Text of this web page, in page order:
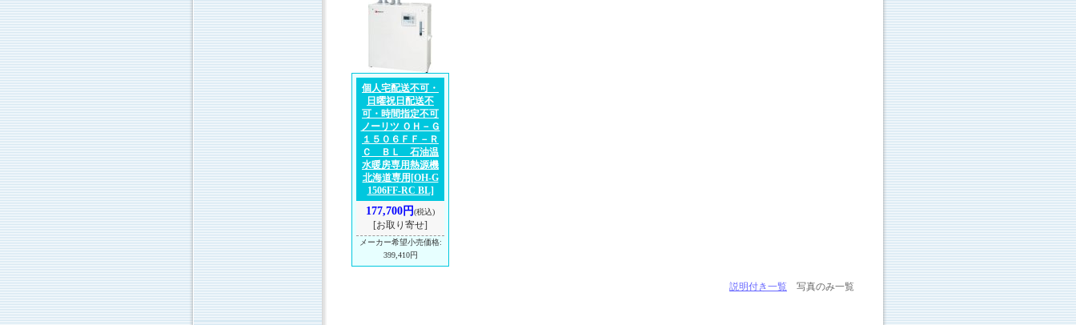
個人宅配送不可・
日曜祝日配送不
可・時間指定不可
ノーリツ ＯＨ－Ｇ
１５０６ＦＦ－Ｒ
Ｃ ＢＬ 石油温
水暖房専用熱源機
北海道専用 [OH-G
1506FF-RC BL]
177,700円(税込)
[お取り寄せ]
メーカー希望小売価格:
399,410円
説明付き一覧 写真のみ一覧